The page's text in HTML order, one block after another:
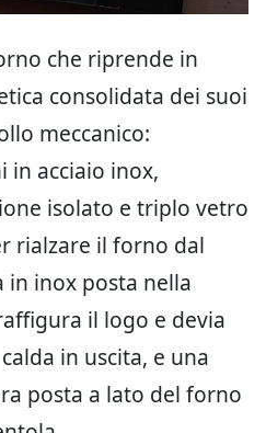
che riprende in
consolidata dei suoi
meccanico:
in acciaio inox,
isolato e triplo vetro
rialzare il forno dal
in inox posta nella
il logo e devia
in uscita, e una
posta a lato del forno